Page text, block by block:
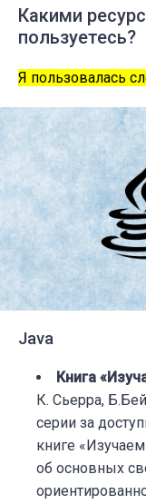
Какими
пользуетесь?
Я пользовалась
Java
Книга
К. Сьерра,
серии за
книге
об основных